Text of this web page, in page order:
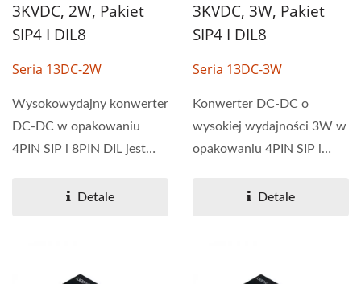
3KVDC, 2W, Pakiet
SIP4 I DIL8
Seria 13DC-2W
Wysokowydajny konwerter
DC-DC w opakowaniu
4PIN SIP i 8PIN DIL jest
aplikacjach...Detale
3KVDC, 3W, Pakiet
SIP4 I DIL8
Seria 13DC-3W
Konwerter DC-DC o
wysokiej wydajności 3W w
opakowaniu 4PIN SIP i
stosowany...Detale